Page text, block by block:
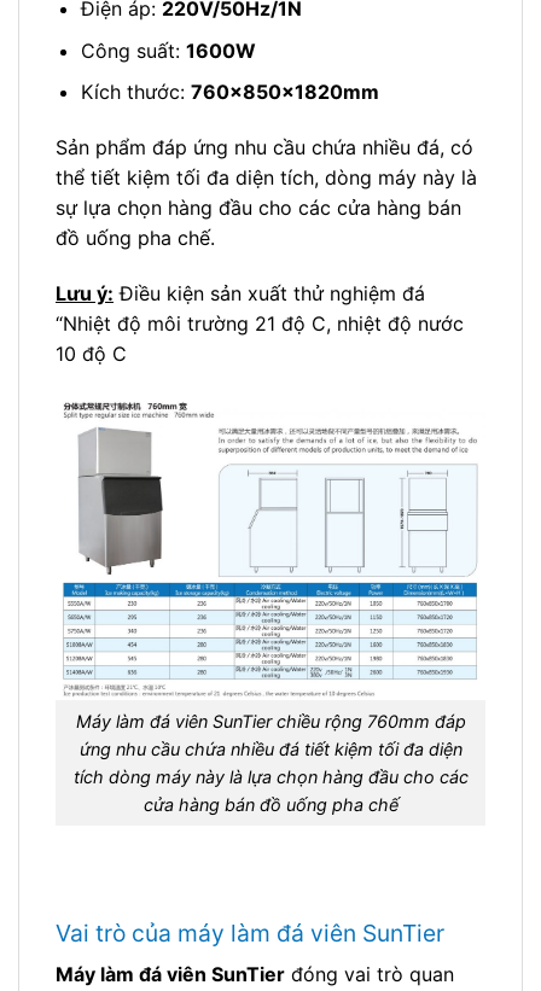
Điện áp: 220V/50Hz/1N
Công suất: 1600W
Kích thước: 760x850x1820mm
Sản phẩm đáp ứng nhu cầu chứa nhiều đá, có
thể tiết kiệm tối đa diện tích, dòng máy này là
sự lựa chọn hàng đầu cho các cửa hàng bán
đồ uống pha chế.
Lưu ý: Điều kiện sản xuất thử nghiệm đá
“Nhiệt độ môi trường 21 độ C, nhiệt độ nước
10 độ C
Máy làm đá viên SunTier chiều rộng 760mm đáp
ứng nhu cầu chứa nhiều đá tiết kiệm tối đa diện
tích dòng máy này là lựa chọn hàng đầu cho các
cửa hàng bán đồ uống pha chế
Vai trò của máy làm đá viên SunTier
Máy làm đá viên SunTier đóng vai trò quan